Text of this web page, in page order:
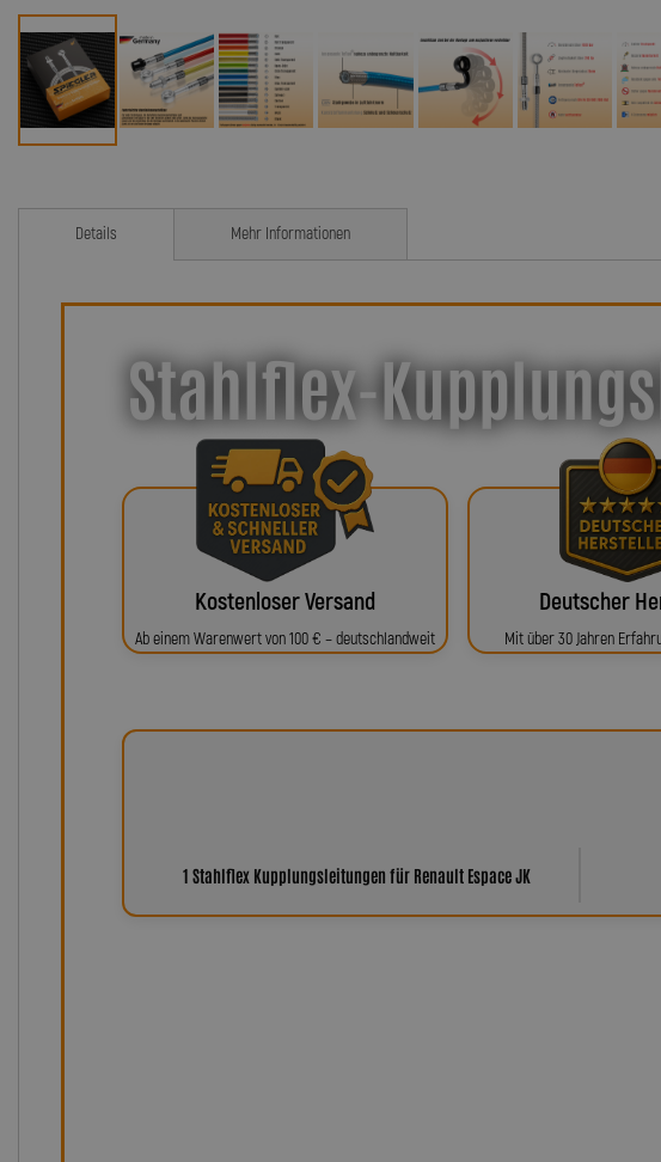
Details
Stahlflex-
Kostenloser Versand
Ab einem Warenwert von 100 € – deutschlandweit
Deutscher
Mit über 30 Jahren
1 Stahlflex Kupplungsleitungen für Renault Espace JK
Mehr Informationen